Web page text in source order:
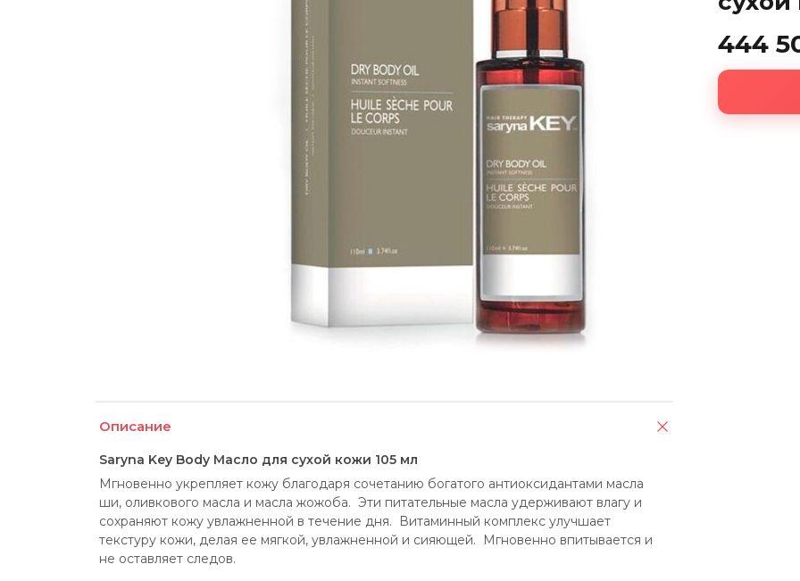
Описание
Saryna Key Body Масло для сухой кожи 105 мл
Мгновенно укрепляет кожу благодаря сочетанию богатого антиоксидантами масла
ши, оливкового масла и масла жожоба.  Эти питательные масла удерживают влагу и
сохраняют кожу увлажненной в течение дня.  Витаминный комплекс улучшает
текстуру кожи, делая ее мягкой, увлажненной и сияющей.  Мгновенно впитывается и
не оставляет следов.
444